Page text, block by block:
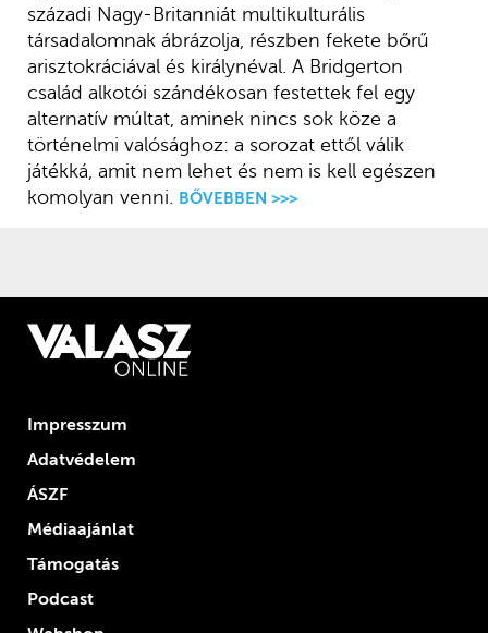
századi Nagy-Britanniát multikulturális
társadalomnak ábrázolja, részben fekete bőrű
arisztokráciával és királynéval. A Bridgerton
család alkotói szándékosan festettek fel egy
alternatív múltat, aminek nincs sok köze a
történelmi valósághoz: a sorozat ettől válik
játékká, amit nem lehet és nem is kell egészen
komolyan venni.
BŐVEBBEN >>>
Impresszum
Adatvédelem
ÁSZF
Médiaajánlat
Támogatás
Podcast